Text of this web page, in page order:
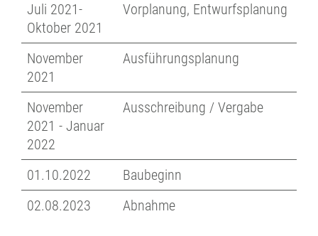
Juli 2021-
Oktober 2021
Vorplanung, Entwurfsplanung
November
2021
Ausführungsplanung
November
2021 - Januar
2022
Ausschreibung / Vergabe
01.10.2022
Baubeginn
02.08.2023
Abnahme